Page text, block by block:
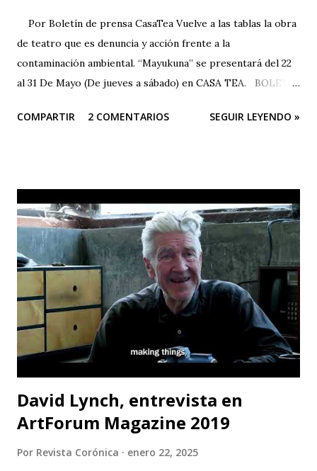
Por Boletín de prensa CasaTea Vuelve a las tablas la obra
de teatro que es denuncia y acción frente a la
contaminación ambiental. “Mayukuna” se presentará del 22
al 31 De Mayo (De jueves a sábado) en CASA TEA. BOLETÍN
a un medio ambiente saludable.” El arte es una herramienta
“Mayukuna”; a través del cuerpo, la música, el canto, el
baile... podemos dar voz a las comunidades afectadas y
luchar por la protección de nuestros ríos. Las funciones
serán en CASA TEA del 22 al 31 de mayo (de jueves a sábado).
La contaminación del agua es uno de los principales
problemas que enfrentan las comunidades que viven cerca
de los ríos; pero no solo eso, la cantidad de químicos que
son usados en la minería están afectando la salud de todas ...
COMPARTIR 2 COMENTARIOS SEGUIR LEYENDO »
David Lynch, entrevista en
ArtForum Magazine 2019
Por Revista Corónica enero 22, 2025